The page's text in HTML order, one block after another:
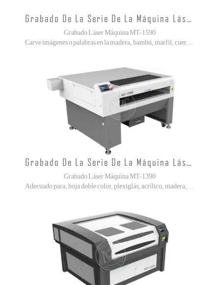
Grabado Láser Máquina MT-1590
Grabado Láser Máquina MT-1390